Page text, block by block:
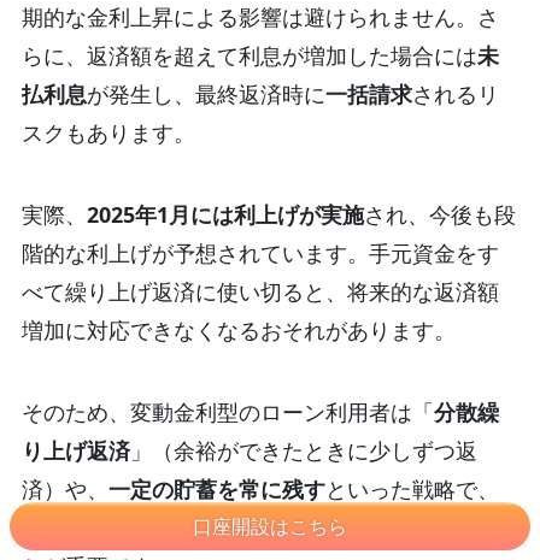
口座開設はこちら
期的な金利上昇による影響は避けられません。さ
らに、返済額を超えて利息が増加した場合には未
払利息が発生し、最終返済時に一括請求されるリ
スクもあります。
実際、 2025年1月には利上げが実施され、今後も段
階的な利上げが予想されています。手元資金をす
べて繰り上げ返済に使い切ると、将来的な返済額
増加に対応できなくなるおそれがあります。
そのため、変動金利型のローン利用者は「分散繰
り上げ返済」（余裕ができたときに少しずつ返
済）や、 一定の貯蓄を常に残すといった戦略で、
金利変動に柔軟に対応できる体制を整えておくこ